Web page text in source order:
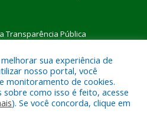
Transparência Pública
a Prefeitura Municipal de Pau
D’Arco.
sua experiência de
nosso portal, você
monitoramento de cookies.
como isso é feito, acesse
). Se você concorda, clique em